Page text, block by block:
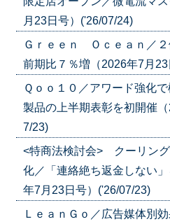
月23日号）('26/07/24)
Ｇｒｅｅｎ Ｏｃｅａｎ／２
前期比７％増（2026年7月
Ｑｏｏ１０／アワード強化
製品の上半期表彰を初開催
7/23)
<特商法検討会> クーリン
化／「連絡絶ち返金しない
年7月23日号）('26/07/23)
ＬｅａｎＧｏ／広告媒体別